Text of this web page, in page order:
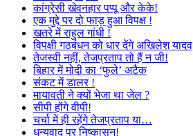
कांग्रेसी खेवनहार पप्पू और केके!
एक मुद्दे पर दो फाड़ हुआ विपक्ष !
खतरे में राहुल गांधी !
विपक्षी गठबंधन को धार देंगे अखिलेश यादव
तेजस्वी नहीं, तेजप्रताप तो हैं न जी!
बिहार में मोदी का ‘फुले’ अटैक
संकट में डालर !
मायावती ने क्यों भेजा था जेल ?
सीपी होंगे वीपी!
चर्चा में ही रहेंगे तेजप्रताप या…
धन्यवाद पर निष्कासन!